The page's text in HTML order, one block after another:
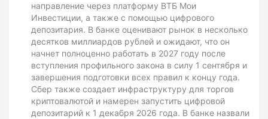
направление через платформу ВТБ Мои
Инвестиции, а также с помощью цифрового
депозитария. В банке оценивают рынок в несколько
десятков миллиардов рублей и ожидают, что он
начнет полноценно работать в 2027 году после
вступления профильного закона в силу 1 сентября и
завершения подготовки всех правил к концу года.
Сбер также создает инфраструктуру для торгов
криптовалютой и намерен запустить цифровой
депозитарий к 1 декабря 2026 года. В банке назвали